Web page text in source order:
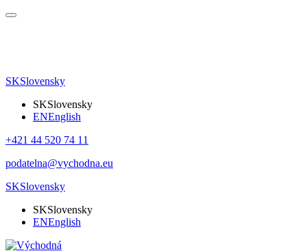
SKSlovensky
SKSlovensky
ENEnglish
+421 44 520 74 11
podatelna@vychodna.eu
SKSlovensky
SKSlovensky
ENEnglish